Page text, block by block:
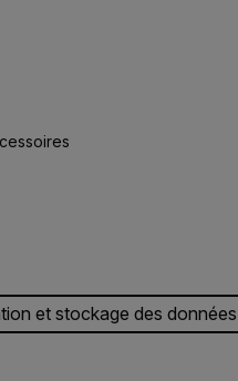
et stockage des données